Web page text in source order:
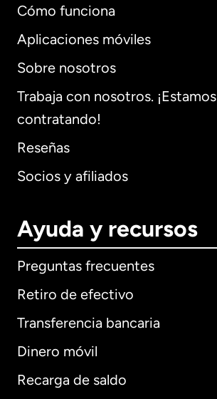
Cómo funciona
Aplicaciones móviles
Sobre nosotros
Trabaja con nosotros. ¡Estamos
contratando!
Reseñas
Socios y afiliados
Ayuda y recursos
Preguntas frecuentes
Retiro de efectivo
Transferencia bancaria
Dinero móvil
Recarga de saldo